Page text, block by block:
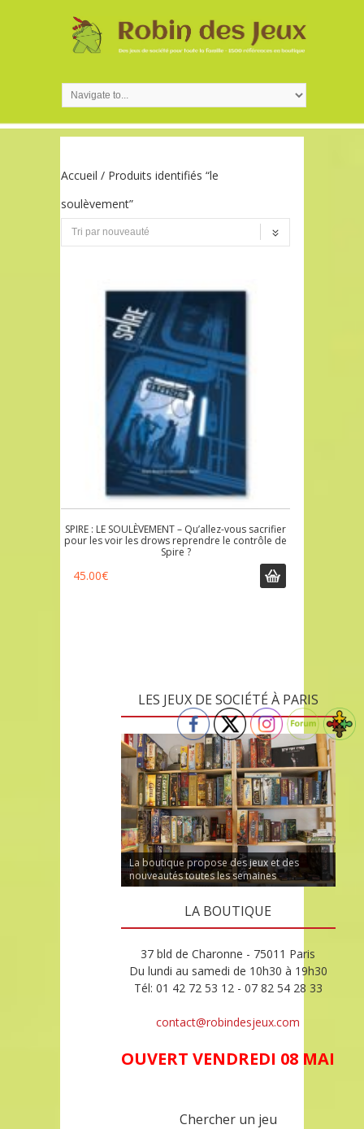
Accueil / Produits identifiés “le
soulèvement”
SPIRE : LE SOULÈVEMENT – Qu’allez-vous sacrifier
pour les voir les drows reprendre le contrôle de
Spire ?
45.00€
LES JEUX DE SOCIÉTÉ À PARIS
La boutique propose des jeux et des
nouveautés toutes les semaines
LA BOUTIQUE
37 bld de Charonne - 75011 Paris
Du lundi au samedi de 10h30 à 19h30
Tél: 01 42 72 53 12 - 07 82 54 28 33
contact@robindesjeux.com
OUVERT VENDREDI 08 MAI
Chercher un jeu